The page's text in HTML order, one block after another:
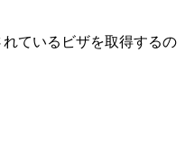
ているビザを取得するの